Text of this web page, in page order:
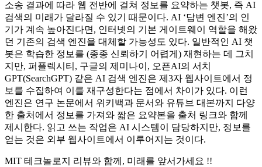
소송 결과에 따라 웹 전반에 걸쳐 정보를 요약하는 챗봇, 즉 AI
검색의 미래가 달라질 수 있기 때문이다. AI ‘답변 엔진’의 인
기가 계속 높아진다면, 인터넷의 기본 게이트웨이 역할을 해왔
던 기존의 검색 엔진을 대체할 가능성도 있다. 일반적인 AI 챗
봇은 학습한 정보를 (종종 신뢰하기 어렵게) 재현하는 데 그치
지만, 퍼플렉시티, 구글의 제미나이, 오픈AI의 서치
GPT(SearchGPT) 같은 AI 검색 엔진은 제3자 웹사이트에서 정
보를 수집하여 이를 재구성한다는 점에서 차이가 있다. 이런
엔진은 연구 논문에서 위키백과 문서와 유튜브 대본까지 다양
한 출처에서 정보를 가져와 짧은 요약본을 출처 링크와 함께
제시한다. 읽고 쓰는 작업은 AI 시스템이 담당하지만, 정보를
얻는 것은 외부 웹사이트에서 이루어지는 것이다.
MIT 테크놀로지 리뷰와 함께, 미래를 앞서가세요 !!